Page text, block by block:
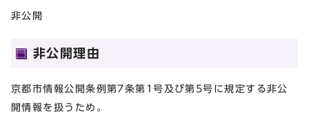
非公開
非公開理由
京都市情報公開条例第7条第1号及び第5号に規定する非公
開情報を扱うため。